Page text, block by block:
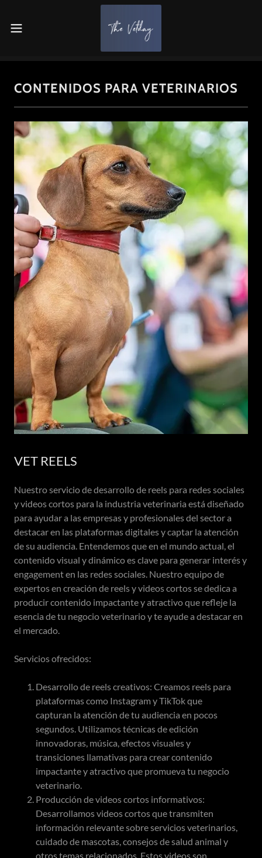
CONTENIDOS PARA VETERINARIOS
VET REELS
Nuestro servicio de desarrollo de reels para redes sociales
y videos cortos para la industria veterinaria está diseñado
para ayudar a las empresas y profesionales del sector a
destacar en las plataformas digitales y captar la atención
de su audiencia. Entendemos que en el mundo actual, el
contenido visual y dinámico es clave para generar interés y
engagement en las redes sociales. Nuestro equipo de
expertos en creación de reels y videos cortos se dedica a
producir contenido impactante y atractivo que refleje la
esencia de tu negocio veterinario y te ayude a destacar en
el mercado.
Servicios ofrecidos:
Desarrollo de reels creativos: Creamos reels para
plataformas como Instagram y TikTok que
capturan la atención de tu audiencia en pocos
segundos. Utilizamos técnicas de edición
innovadoras, música, efectos visuales y
transiciones llamativas para crear contenido
impactante y atractivo que promueva tu negocio
veterinario.
Producción de videos cortos informativos:
Desarrollamos videos cortos que transmiten
información relevante sobre servicios veterinarios,
cuidado de mascotas, consejos de salud animal y
otros temas relacionados. Estos videos son